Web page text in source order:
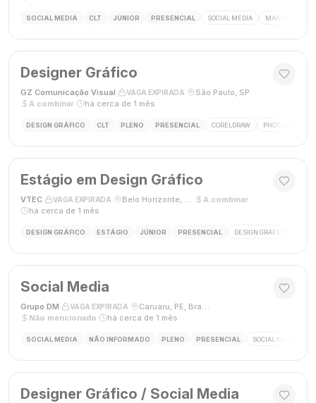
SOCIAL MEDIA CLT JÚNIOR PRESENCIAL SOCIAL MEDIA MARKETING
Designer Gráfico
GZ Comunicação Visual VAGA EXPIRADA São Paulo, SP
A combinar
há cerca de 1 mês
DESIGN GRÁFICO CLT PLENO PRESENCIAL CORELDRAW PHOTOSHOP
Estágio em Design Gráfico
VTEC VAGA EXPIRADA Belo Horizonte, MG A combinar·
há cerca de 1 mês
DESIGN GRÁFICO ESTÁGIO JÚNIOR PRESENCIAL DESIGN GRÁFICO
Social Media
Grupo DM VAGA EXPIRADA Caruaru, PE, Brasil
Não mencionado
há cerca de 1 mês
SOCIAL MEDIA NÃO INFORMADO PLENO PRESENCIAL SOCIAL MEDIA
Designer Gráfico / Social Media